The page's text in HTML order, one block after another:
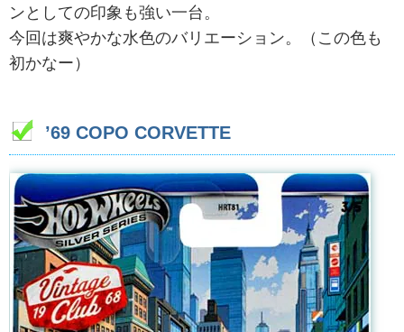
ンとしての印象も強い一台。
今回は爽やかな水色のバリエーション。（この色も
初かなー）
’69 COPO CORVETTE